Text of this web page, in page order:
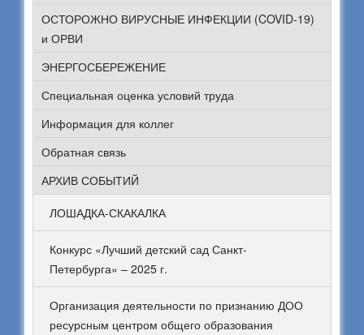
ОСТОРОЖНО ВИРУСНЫЕ ИНФЕКЦИИ (COVID-19)
и ОРВИ
ЭНЕРГОСБЕРЕЖЕНИЕ
Специальная оценка условий труда
Информация для коллег
Обратная связь
АРХИВ СОБЫТИЙ
ЛОШАДКА-СКАКАЛКА
Конкурс «Лучший детский сад Санкт-
Петербурга» – 2025 г.
Организация деятельности по признанию ДОО
ресурсным центром общего образования